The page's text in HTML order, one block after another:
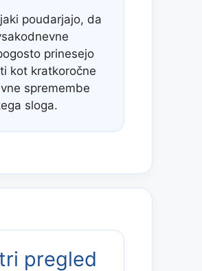
poudarjajo, da
prinesejo
kot kratkoročne
spremembe
sloga.
pregled